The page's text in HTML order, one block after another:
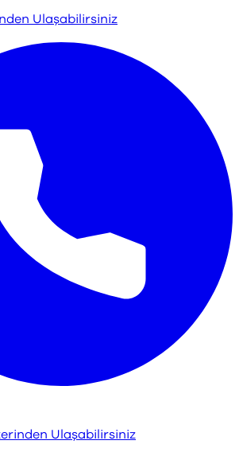
Ulaşabilirsiniz
Ulaşabilirsiniz